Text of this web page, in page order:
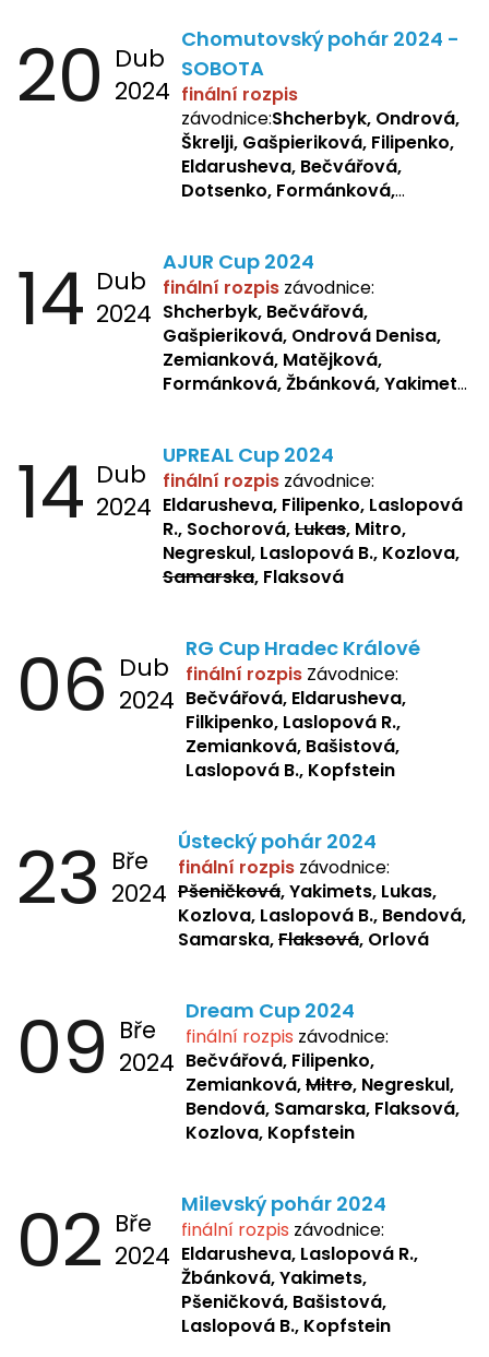
20 Dub
2024
Chomutovský pohár 2024 -
SOBOTA
finální rozpis
závodnice:Shcherbyk, Ondrová,
Škrelji, Gašpieriková, Filipenko,
Eldarusheva, Bečvářová,
Dotsenko, Formánková,
Žbánková, Sochorová
14 Dub
2024
AJUR Cup 2024
finální rozpis závodnice:
Shcherbyk, Bečvářová,
Gašpieriková, Ondrová Denisa,
Zemianková, Matějková,
Formánková, Žbánková, Yakimets,
14 Dub
2024
UPREAL Cup 2024
finální rozpis závodnice:
Eldarusheva, Filipenko, Laslopová
R., Sochorová,Lukas, Mitro,
Negreskul, Laslopová B., Kozlova,
Samarska, Flaksová
06 Dub
2024
RG Cup Hradec Králové
finální rozpis Závodnice:
Bečvářová, Eldarusheva,
Filkipenko, Laslopová R.,
Zemianková, Bašistová,
Laslopová B., Kopfstein
23 Bře
2024
Ústecký pohár 2024
finální rozpis závodnice:
Pšeničková, Yakimets, Lukas,
Kozlova, Laslopová B., Bendová,
Samarska,Flaksová, Orlová
09 Bře
2024
Dream Cup 2024
finální rozpis závodnice:
Bečvářová, Filipenko,
Zemianková,Mitro, Negreskul,
Bendová, Samarska, Flaksová,
Kozlova, Kopfstein
02 Bře
2024
Milevský pohár 2024
finální rozpis závodnice:
Eldarusheva, Laslopová R.,
Žbánková, Yakimets,
Pšeničková, Bašistová,
Laslopová B., Kopfstein